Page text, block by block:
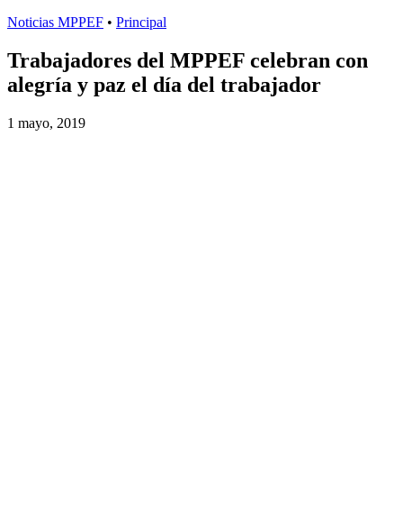
Noticias MPPEF • Principal
Trabajadores del MPPEF celebran con
alegría y paz el día del trabajador
1 mayo, 2019